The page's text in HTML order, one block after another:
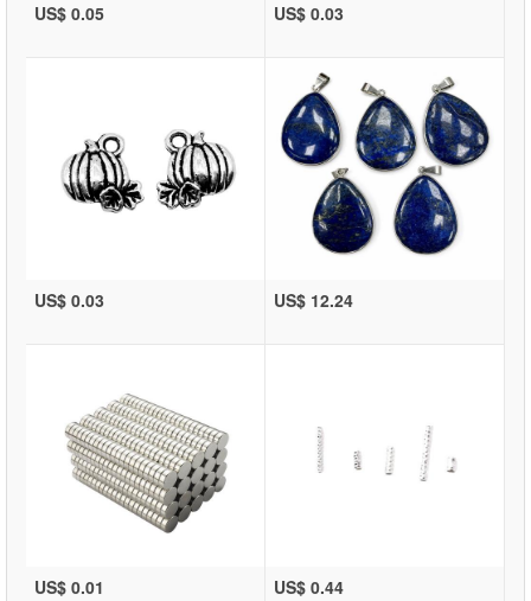
US$ 0.05 US$ 0.03
US$ 0.03 US$ 12.24
US$ 0.01 US$ 0.44